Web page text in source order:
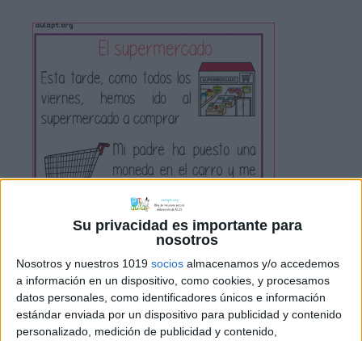
Su privacidad es importante para
nosotros
Nosotros y nuestros 1019 socios almacenamos y/o accedemos
a información en un dispositivo, como cookies, y procesamos
datos personales, como identificadores únicos e información
estándar enviada por un dispositivo para publicidad y contenido
personalizado, medición de publicidad y contenido,